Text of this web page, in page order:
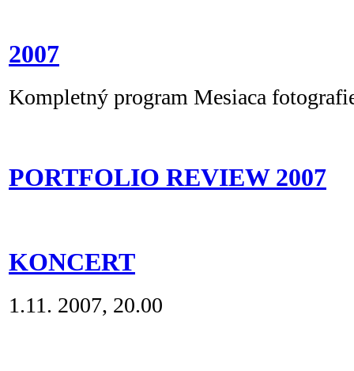
2007
Kompletný program Mesiaca
PORTFOLIO REVIEW 2007
KONCERT
1.11. 2007, 20.00